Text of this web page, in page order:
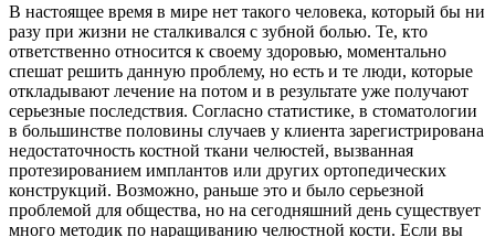
В настоящее время в мире нет такого человека, который бы ни
разу при жизни не сталкивался с зубной болью. Те, кто
ответственно относится к своему здоровью, моментально
спешат решить данную проблему, но есть и те люди, которые
откладывают лечение на потом и в результате уже получают
серьезные последствия. Согласно статистике, в стоматологии
в большинстве половины случаев у клиента зарегистрирована
недостаточность костной ткани челюстей, вызванная
протезированием имплантов или других ортопедических
конструкций. Возможно, раньше это и было серьезной
проблемой для общества, но на сегодняшний день существует
много методик по наращиванию челюстной кости. Если вы